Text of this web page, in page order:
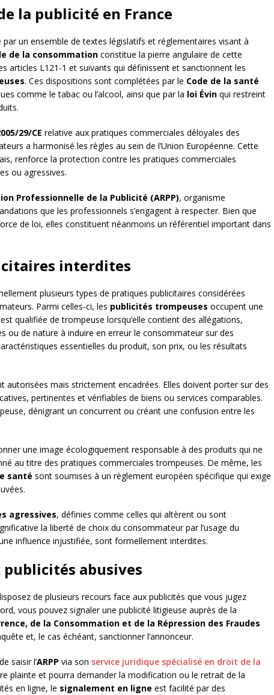
la publicité en France
un ensemble de textes législatifs et réglementaires visant à
de la consommation constitue la pierre angulaire de cette
articles L121-1 et suivants qui définissent et sanctionnent les
. Ces dispositions sont complétées par le Code de la santé
comme le tabac ou l’alcool, ainsi que par la loi Évin qui restreint
29/CE relative aux pratiques commerciales déloyales des
a harmonisé les règles au sein de l’Union Européenne. Cette
renforce la protection contre les pratiques commerciales
ou agressives.
Professionnelle de la Publicité (ARPP), organisme
que les professionnels s’engagent à respecter. Bien que
de loi, elles constituent néanmoins un référentiel important dans
interdites
plusieurs types de pratiques publicitaires considérées
Parmi celles-ci, les publicités trompeuses occupent une
qualifiée de trompeuse lorsqu’elle contient des allégations,
ou de nature à induire en erreur le consommateur sur des
essentielles du produit, son prix, ou les résultats
autorisées mais strictement encadrées. Elles doivent porter sur des
pertinentes et vérifiables de biens ou services comparables.
dénigrant un concurrent ou créant une confusion entre les
une image écologiquement responsable à des produits qui ne
au titre des pratiques commerciales trompeuses. De même, les
santé sont soumises à un règlement européen spécifique qui exige
agressives, définies comme celles qui altèrent ou sont
la liberté de choix du consommateur par l’usage du
influence injustifiée, sont formellement interdites.
abusives
de plusieurs recours face aux publicités que vous jugez
vous pouvez signaler une publicité litigieuse auprès de la
de la Consommation et de la Répression des Fraudes
et, le cas échéant, sanctionner l’annonceur.
saisir l’ARPP via son service juridique spécialisé en droit de la
plainte et pourra demander la modification ou le retrait de la
en ligne, le signalement en ligne est facilité par des